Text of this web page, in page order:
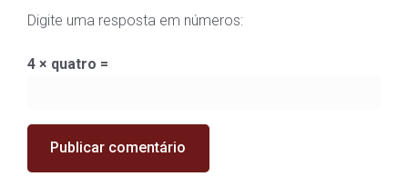
Digite uma resposta em números:
4 × quatro =